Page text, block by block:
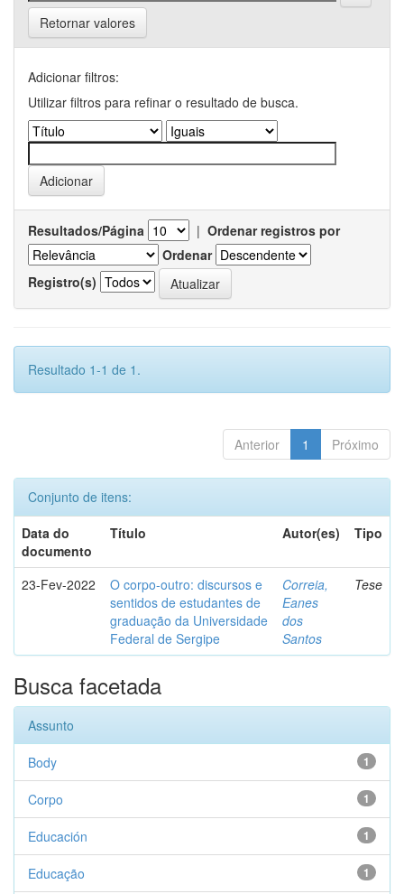
Retornar valores
Adicionar filtros:
Utilizar filtros para refinar o resultado de busca.
Resultados/Página | Ordenar registros por
Ordenar
Registro(s)
Resultado 1-1 de 1.
Anterior 1 Próximo
Conjunto de itens:
Data do
documento
Título Autor(es) Tipo
23-Fev-2022
O corpo-outro: discursos e
sentidos de estudantes de
graduação da Universidade
Federal de Sergipe
Correia,
Eanes
dos
Santos
Tese
Busca facetada
Assunto
1
Body
1
Corpo
1
Educación
1
Educação